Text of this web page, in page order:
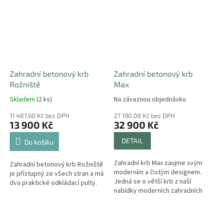
Zahradní betonový krb
Rožniště
Skladem (2 ks)
11 487,60 Kč bez DPH
13 900 Kč
Do košíku
Zahradní betonový krb Rožniště
je přístupný ze všech stran a má
dva praktické odkládací pulty.
Zahradní betonový krb
Max
Na závaznou objednávku
27 190,08 Kč bez DPH
32 900 Kč
DETAIL
Zahradní krb Max zaujme svým
moderním a čistým designem.
Jedná se o větší krb z naší
nabídky moderních zahradních